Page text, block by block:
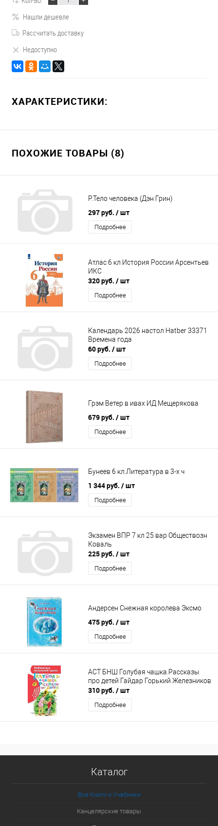
Нашли дешевле
Рассчитать доставку
Недоступно
ХАРАКТЕРИСТИКИ:
ПОХОЖИЕ ТОВАРЫ (8)
Р.Тело человека (Дэн Грин)
297 руб. / шт
Подробнее
Атлас 6 кл История России Арсентьев
ИКС
320 руб. / шт
Подробнее
Календарь 2026 настол Hatber 33371
Времена года
60 руб. / шт
Подробнее
Грэм Ветер в ивах ИД Мещерякова
679 руб. / шт
Подробнее
Бунеев 6 кл.Литература в 3-х ч
1 344 руб. / шт
Подробнее
Экзамен ВПР 7 кл 25 вар Обществозн
Коваль
225 руб. / шт
Подробнее
Андерсен Снежная королева Эксмо
475 руб. / шт
Подробнее
АСТ БНШ Голубая чашка.Рассказы
про детей Гайдар Горький Железников
310 руб. / шт
Подробнее
Каталог
Все Книги и Учебники
Канцелярские товары